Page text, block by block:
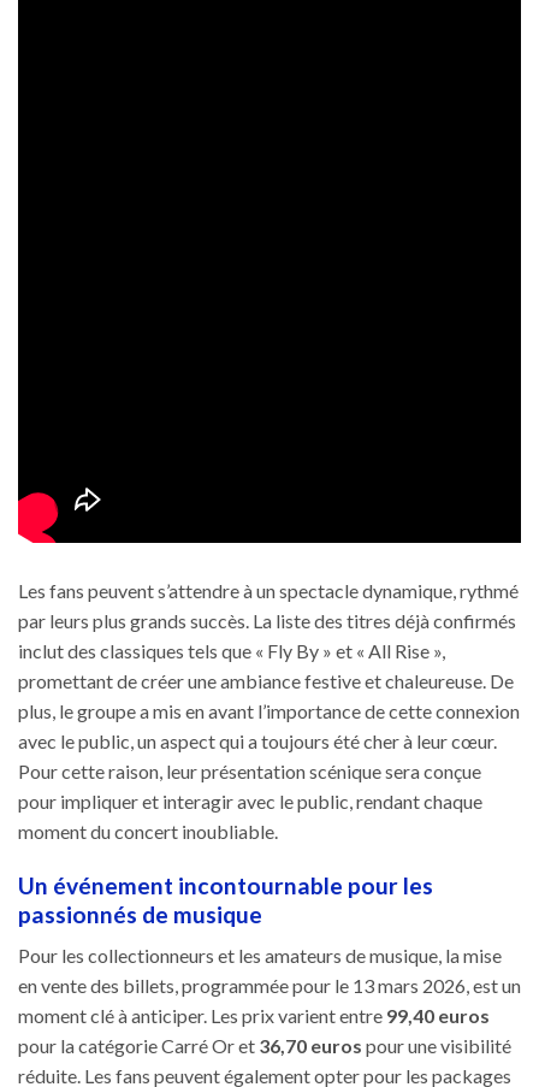
Les fans peuvent s’attendre à un spectacle dynamique, rythmé
par leurs plus grands succès. La liste des titres déjà confirmés
inclut des classiques tels que « Fly By » et « All Rise »,
promettant de créer une ambiance festive et chaleureuse. De
plus, le groupe a mis en avant l’importance de cette connexion
avec le public, un aspect qui a toujours été cher à leur cœur.
Pour cette raison, leur présentation scénique sera conçue
pour impliquer et interagir avec le public, rendant chaque
moment du concert inoubliable.
Un événement incontournable pour les
passionnés de musique
Pour les collectionneurs et les amateurs de musique, la mise
en vente des billets, programmée pour le 13 mars 2026, est un
moment clé à anticiper. Les prix varient entre 99,40 euros
pour la catégorie Carré Or et 36,70 euros pour une visibilité
réduite. Les fans peuvent également opter pour les packages